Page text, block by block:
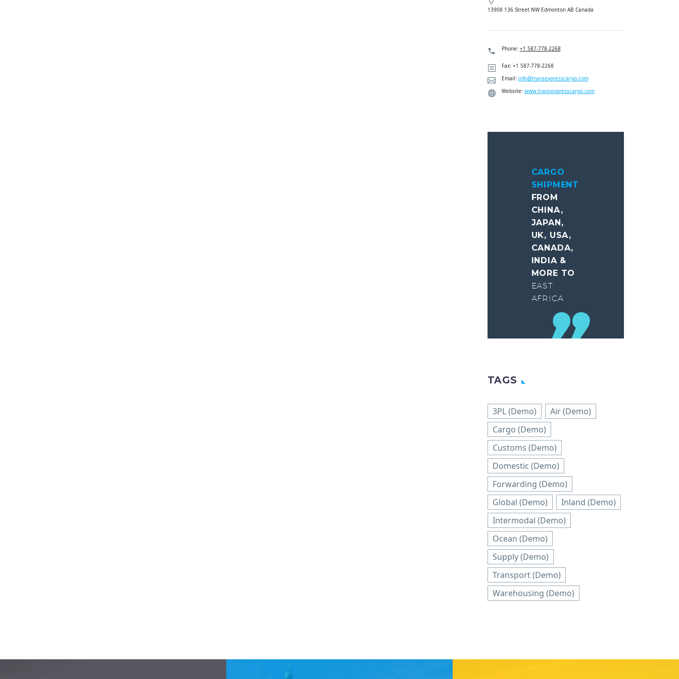
13908 136 Street NW Edmonton AB Canada
Phone: +1 587-778-2268
Fax: +1 587-778-2268
Email: info@transexpresscargo.com
Website: www.transexpresscargo.com
CARGO
SHIPMENT
FROM
CHINA,
JAPAN,
UK, USA,
CANADA,
INDIA &
MORE TO
EAST
AFRICA
TAGS
3PL (Demo)
Air (Demo)
Cargo (Demo)
Customs (Demo)
Domestic (Demo)
Forwarding (Demo)
Global (Demo)
Inland (Demo)
Intermodal (Demo)
Ocean (Demo)
Supply (Demo)
Transport (Demo)
Warehousing (Demo)